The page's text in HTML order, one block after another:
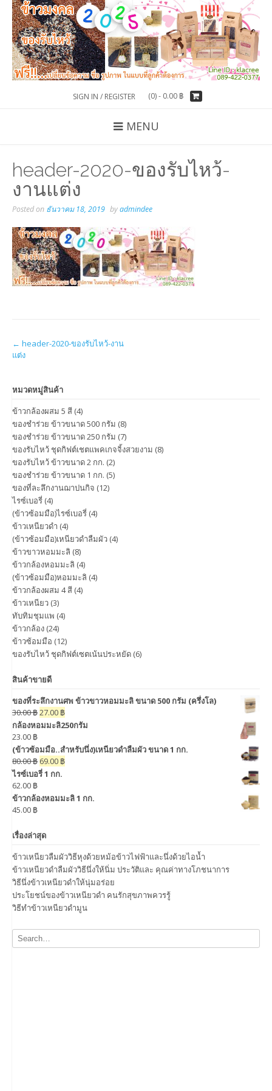
SIGN IN / REGISTER (0) - 0.00 ฿
MENU
header-2020-ของรับไหว้-
งานแต่ง
Posted on ธันวาคม 18, 2019 byadmindee
Post
← header-2020-ของรับไหว้-งาน
แต่ง
หมวดหมู่สินค้า
ข้าวกล้องผสม 5 สี (4)
ของชำร่วย ข้าวขนาด 500 กรัม (8)
ของชำร่วย ข้าวขนาด 250 กรัม (7)
ของรับไหว้ ชุดกิฟต์เชตแพคเกจจิ้งสวยงาม (8)
ของรับไหว้ ข้าวขนาด 2 กก. (2)
ของชำร่วย ข้าวขนาด 1 กก. (5)
ของที่ละลึกงานฌาปนกิจ (12)
ไรซ์เบอรี่ (4)
(ข้าวซ้อมมือ)ไรซ์เบอรี่ (4)
ข้าวเหนียวดำ (4)
(ข้าวซ้อมมือ)เหนียวดำลืมผัว (4)
ข้าวขาวหอมมะลิ (8)
ข้าวกล้องหอมมะลิ (4)
(ข้าวซ้อมมือ)หอมมะลิ (4)
ข้าวกล้องผสม 4 สี (4)
ข้าวเหนียว (3)
ทับทิมชุมแพ (4)
ข้าวกล้อง (24)
ข้าวซ้อมมือ (12)
ของรับไหว้ ชุดกิฟต์เซตเน้นประหยัด (6)
สินค้าขายดี
ของที่ระลึกงานศพ ข้าวขาวหอมมะลิ ขนาด 500 กรัม (ครึ่งโล)
30.00฿27.00 ฿
กล้องหอมมะลิ250กรัม
23.00 ฿
(ข้าวซ้อมมือ..สำหรับนึ่ง)เหนียวดำลืมผัว ขนาด 1 กก.
80.00฿ 69.00 ฿
ไรซ์เบอรี่ 1 กก.
62.00 ฿
ข้าวกล้องหอมมะลิ 1 กก.
45.00 ฿
เรื่องล่าสุด
ข้าวเหนียวลืมผัววิธีหุงด้วยหม้อข้าวไฟฟ้าและนึ่งด้วยไอน้ำ
ข้าวเหนียวดำลืมผัววิธีนึ่งให้นิ่ม ประวัติและ คุณค่าทางโภชนาการ
วิธีนึ่งข้าวเหนียวดำให้นุ่มอร่อย
ประโยชน์ของข้าวเหนียวดำ คนรักสุขภาพควรรู้
วิธีทำข้าวเหนียวดำมูน